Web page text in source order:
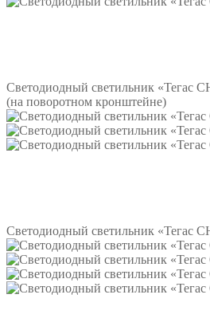
Светодиодный светильник «Тегас
(на поворотном кронштейне)
Светодиодный светильник «Тегас